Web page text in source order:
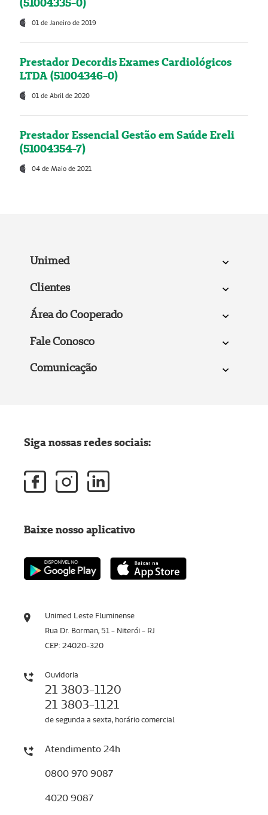
01 de Janeiro de 2019
Prestador Decordis Exames Cardiológicos
LTDA (51004346-0)
01 de Abril de 2020
Prestador Essencial Gestão em Saúde Ereli
(51004354-7)
04 de Maio de 2021
Unimed
Clientes
Área do Cooperado
Fale Conosco
Comunicação
Unimed Leste Fluminense
Rua Dr. Borman, 51 - Niterói - RJ
CEP: 24020-320
Ouvidoria
21 3803-1120
21 3803-1121
de segunda a sexta, horário comercial
Atendimento 24h
0800 970 9087
4020 9087
Siga nossas redes sociais:
Baixe nosso aplicativo